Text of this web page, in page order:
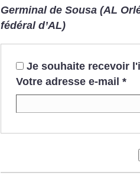
Germinal de Sousa (AL
fédéral d’AL)
Je souhaite recevoir
Votre adresse e-mail *